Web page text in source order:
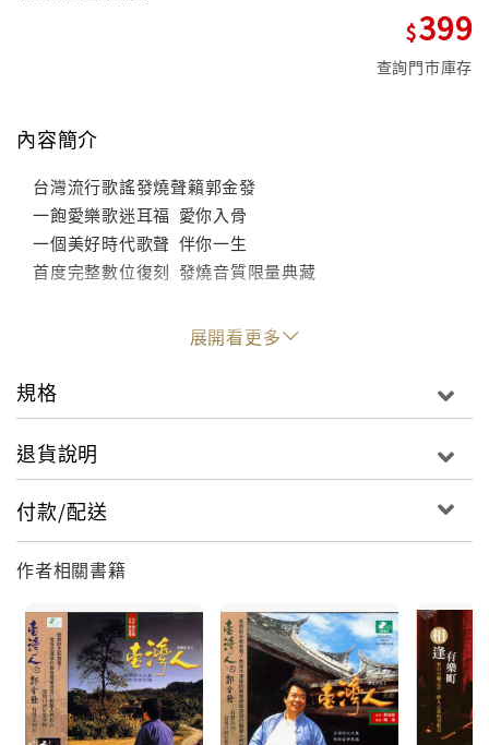
399
查詢門市庫存
內容簡介
台灣流行歌謠發燒聲籟郭金發
一飽愛樂歌迷耳福 愛你入骨
一個美好時代歌聲 伴你一生
首度完整數位復刻 發燒音質限量典藏
展開看更多
規格
退貨說明
付款/配送
作者相關書籍